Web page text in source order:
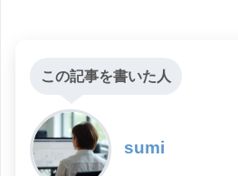
この記事を書いた人
sumi